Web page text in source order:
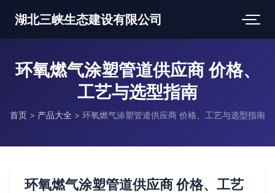
湖北三峡生态建设有限公司
环氧燃气涂塑管道供应商 价格、
工艺与选型指南
首页 > 产品大全 > 环氧燃气涂塑管道供应商 价格、工艺与选型指南
环氧燃气涂塑管道供应商 价格、工艺